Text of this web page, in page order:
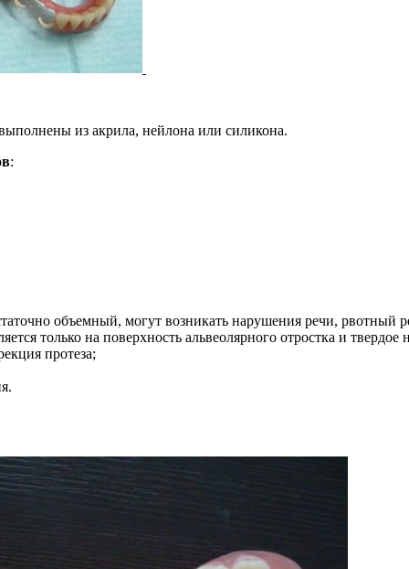
из акрила, нейлона или силикона.
:
объемный, могут возникать нарушения речи, рвотный
только на поверхность альвеолярного отростка и
протеза;